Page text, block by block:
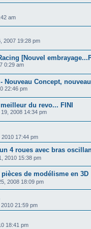
am
2007 19:28 pm
[Nouvel
0:29 am
Nouveau Concept,
22:46 pm
du revo... FINI
2008 14:34 pm
2010 17:44 pm
4 roues avec bras
2010 15:38 pm
de modélisme en 3D
2008 18:09 pm
21:59 pm
18:41 pm